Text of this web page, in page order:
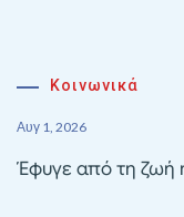
Κοινωνικά
Αυγ 1, 2026
Έφυγε από τη ζωή